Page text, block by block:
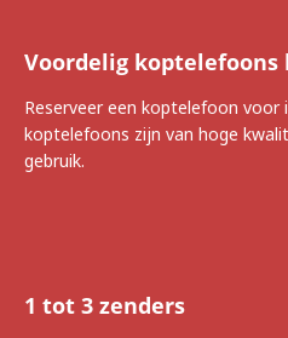
Voordelig koptelefoons
Reserveer een koptelefoon voor
koptelefoons zijn van hoge
gebruik.
1 tot 3 zenders